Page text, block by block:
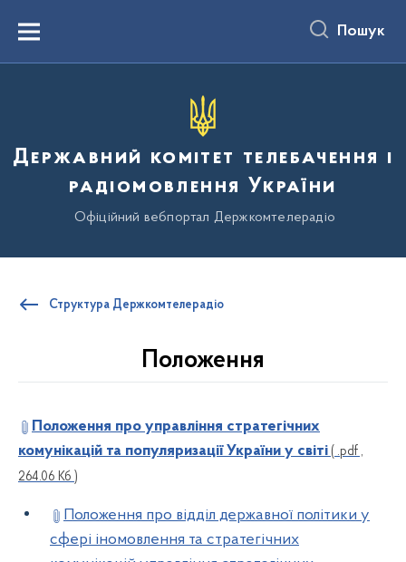
вмістуMenu Пошук
Державний комітет телебачення і
радіомовлення України
Офіційний вебпортал Держкомтелерадіо
Структура Держкомтелерадіо
Положення
Положення про управління стратегічних
комунікацій та популяризації України у світі ( .pdf ,
264.06 Кб )
Положення про відділ державної політики у
сфері іномовлення та стратегічних